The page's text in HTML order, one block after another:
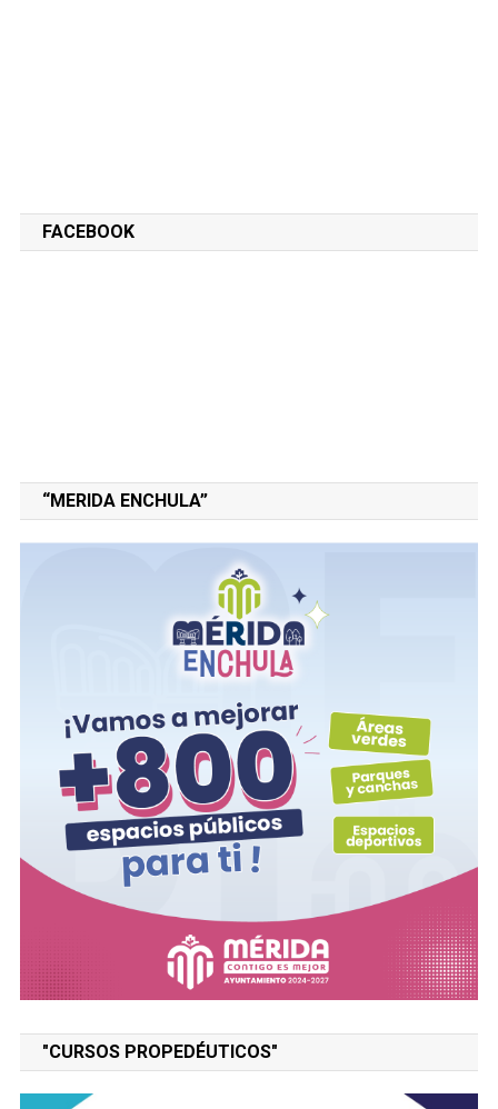
FACEBOOK
“MERIDA ENCHULA”
"CURSOS PROPEDÉUTICOS"